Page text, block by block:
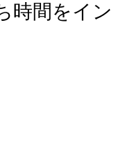
時間をイン